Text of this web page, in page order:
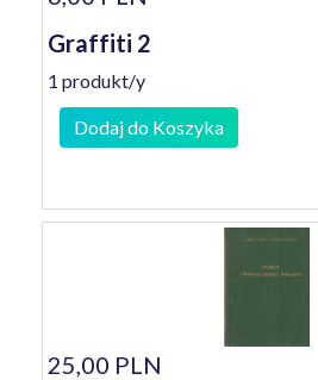
Graffiti 2
1 produkt/y
Dodaj do Koszyka
25,00 PLN